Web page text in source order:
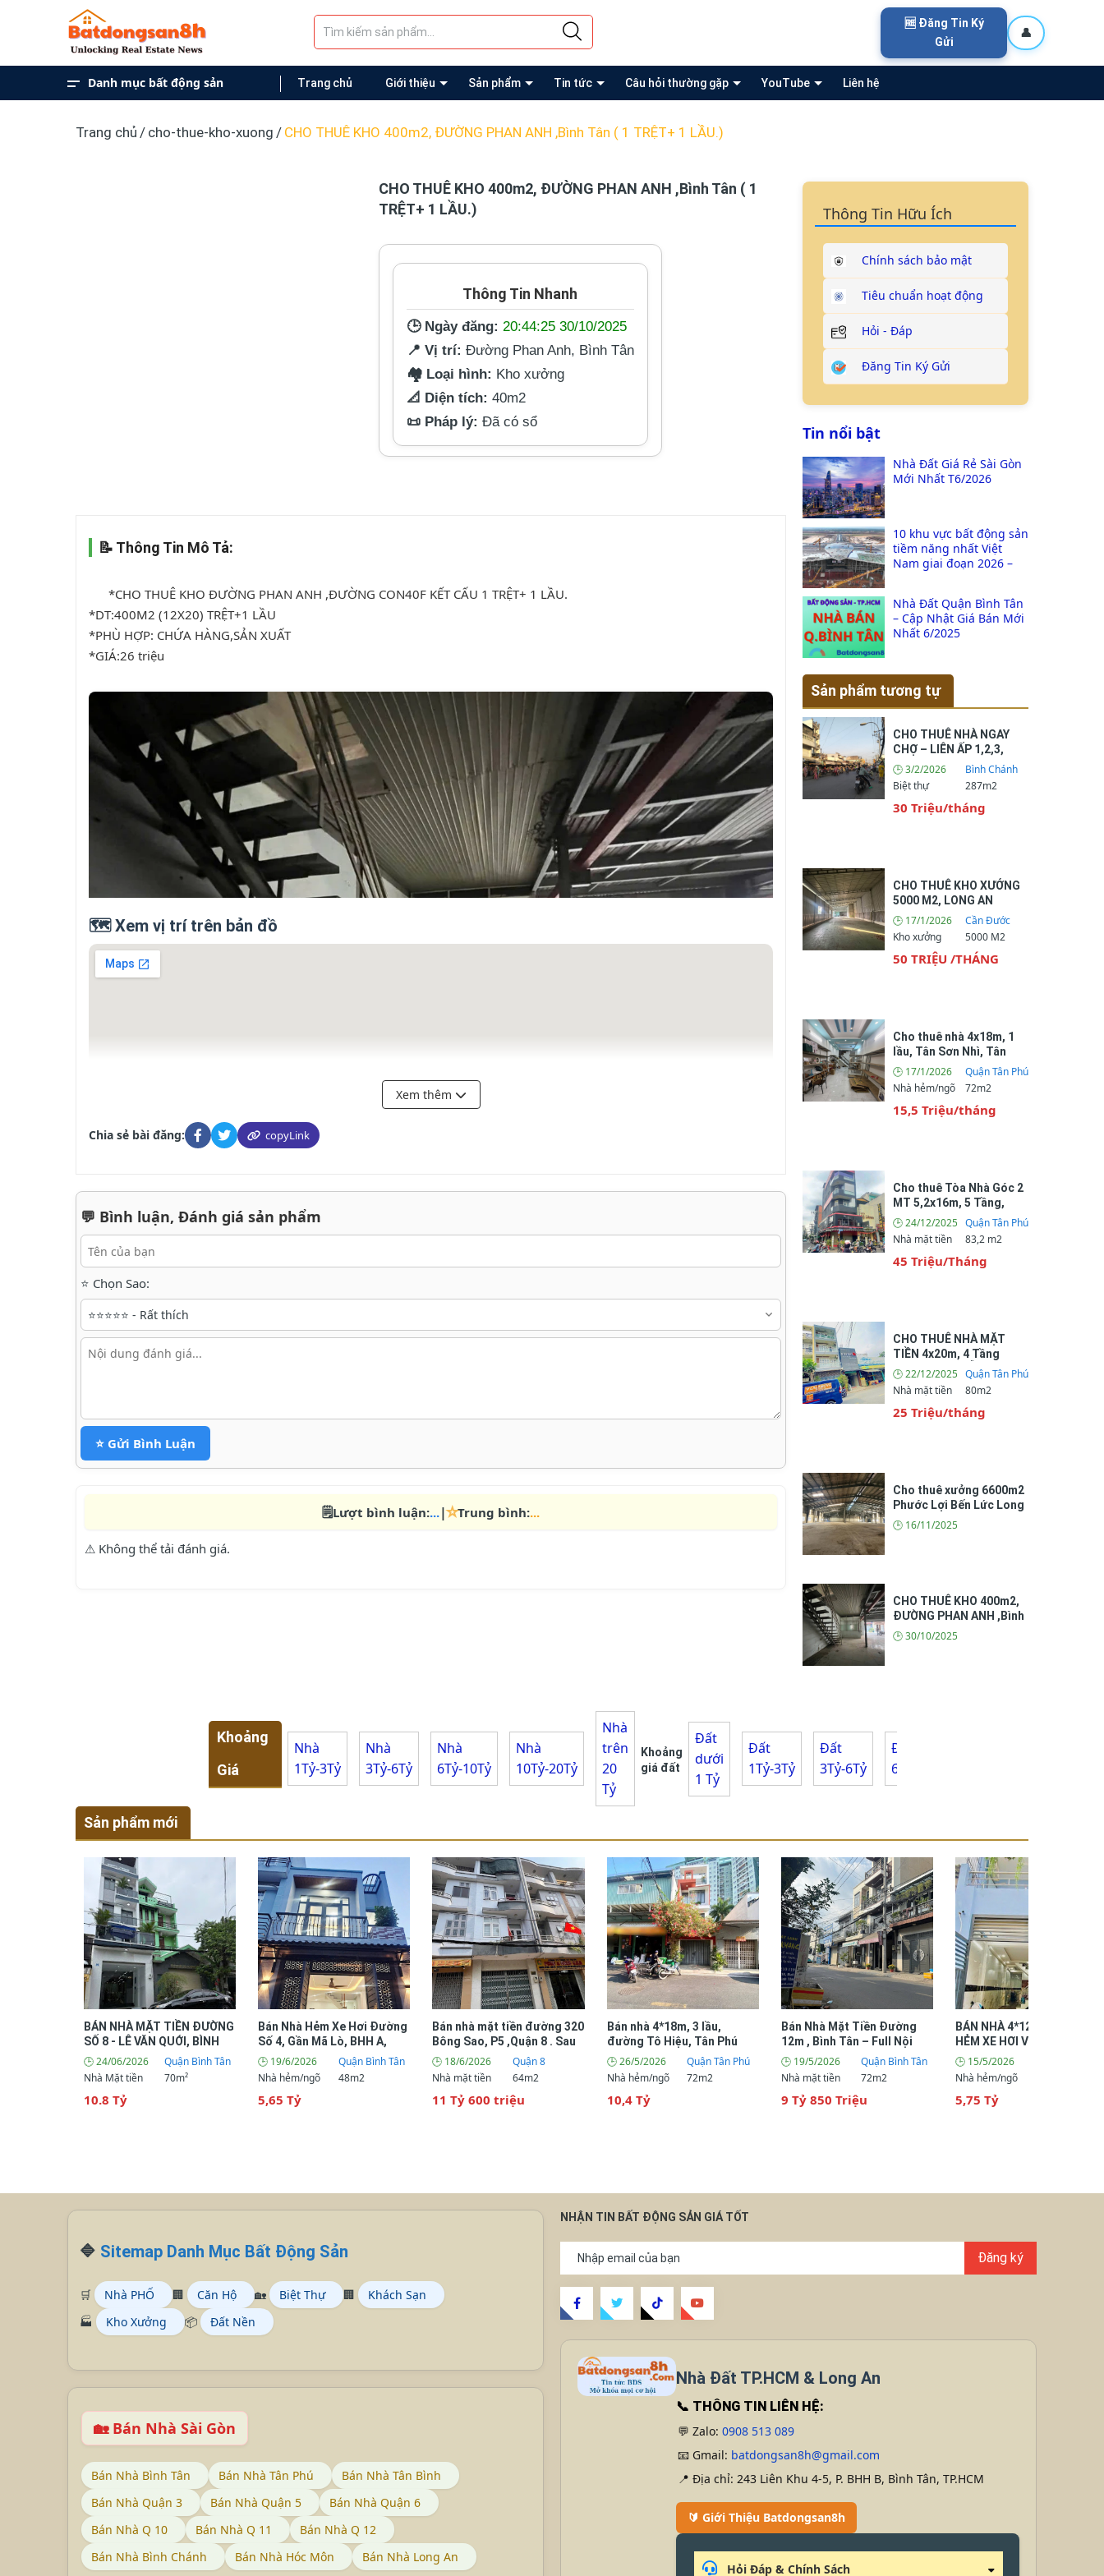
🆓 Đăng Tin Ký
Gửi
👤
Danh mục bất động sản Trang chủ Giới thiệu Sản phẩm Tin tức Câu hỏi thường gặp YouTube Liên hệ
Trang chủ / cho-thue-kho-xuong / CHO THUÊ KHO 400m2, ĐƯỜNG PHAN ANH ,Bình Tân ( 1 TRỆT+ 1 LẦU.)
CHO THUÊ KHO 400m2, ĐƯỜNG PHAN ANH ,Bình Tân ( 1
TRỆT+ 1 LẦU.)
Thông Tin Nhanh
🕒 Ngày đăng: 20:44:25 30/10/2025
📍 Vị trí: Đường Phan Anh, Bình Tân
🏘️ Loại hình: Kho xưởng
📐 Diện tích: 40m2
📜 Pháp lý: Đã có sổ
📝 Thông Tin Mô Tả:
*DT:400M2 (12X20) TRỆT+1 LẦU
*PHÙ HỢP: CHỨA HÀNG,SẢN XUẤT
*GIÁ:26 triệu
🗺️ Xem vị trí trên bản đồ
Xem thêm
Chia sẻ bài đăng: copyLink
💬 Bình luận, Đánh giá sản phẩm
⭐ Chọn Sao:
⭐ Gửi Bình Luận
🗒️Lượt bình luận:...|⭐Trung bình:...
⚠ Không thể tải đánh giá.
Thông Tin Hữu Ích
Chính sách bảo mật
Tiêu chuẩn hoạt động
Hỏi - Đáp
Đăng Tin Ký Gửi
Tin nổi bật
Nhà Đất Giá Rẻ Sài Gòn
Mới Nhất T6/2026
10 khu vực bất động sản
tiềm năng nhất Việt
Nam giai đoạn 2026 –
Nhà Đất Quận Bình Tân
– Cập Nhật Giá Bán Mới
Nhất 6/2025
Sản phẩm tương tự
CHO THUÊ NHÀ NGAY
CHỢ – LIÊN ẤP 1,2,3,
VĨNH LỘC B, BÌNH
CHÁNH
🕒 3/2/2026
Bình Chánh
Biệt thự
287m2
30 Triệu/tháng
CHO THUÊ KHO XƯỞNG
5000 M2, LONG AN
🕒 17/1/2026
Cần Đước
Kho xưởng
5000 M2
50 TRIỆU /THÁNG
Cho thuê nhà 4x18m, 1
lầu, Tân Sơn Nhì, Tân
Phú
🕒 17/1/2026
Quận Tân Phú
Nhà hẻm/ngõ
72m2
15,5 Triệu/tháng
Cho thuê Tòa Nhà Góc 2
MT 5,2x16m, 5 Tầng,
Thang Máy, Tân Hương,
Quận Tân Phú
🕒 24/12/2025 Quận Tân Phú
Nhà mặt tiền
83,2 m2
45 Triệu/Tháng
CHO THUÊ NHÀ MẶT
TIỀN 4x20m, 4 Tầng
ĐƯỜNG NGUYỄN HỮU
TIẾN - TÂN PHÚ
🕒 22/12/2025 Quận Tân Phú
Nhà mặt tiền
80m2
25 Triệu/tháng
Cho thuê xưởng 6600m2
Phước Lợi Bến Lức Long
An.
🕒 16/11/2025
CHO THUÊ KHO 400m2,
ĐƯỜNG PHAN ANH ,Bình
Tân ( 1 TRỆT+ 1 LẦU.)
🕒 30/10/2025
Khoảng
Giá
Nhà
1Tỷ-3Tỷ
Nhà
3Tỷ-6Tỷ
Nhà
6Tỷ-10Tỷ
Nhà
10Tỷ-20Tỷ
Nhà
trên
20
Tỷ
Khoảng
giá đất
Đất
dưới
1 Tỷ
Đất
1Tỷ-3Tỷ
Đất
3Tỷ-6Tỷ
Đất
6Tỷ-10Tỷ
Sản phẩm mới
BÁN NHÀ MẶT TIỀN ĐƯỜNG
SỐ 8 - LÊ VĂN QUỚI, BÌNH
TÂN | 4 TẦNG | 70M² | CHỈ
10.8 TỶ
🕒 24/06/2026
Quận Bình Tân
Nhà Mặt tiền
70m²
10.8 Tỷ
Bán Nhà Hẻm Xe Hơi Đường
Số 4, Gần Mã Lò, BHH A,
Bình Tân
🕒 19/6/2026
Quận Bình Tân
Nhà hẻm/ngõ
48m2
5,65 Tỷ
Bán nhà mặt tiền đường 320
Bông Sao, P5 ,Quận 8 . Sau
lưng đường Tạ Quang Bửu
🕒 18/6/2026
Quận 8
Nhà mặt tiền
64m2
11 Tỷ 600 triệu
Bán nhà 4*18m, 3 lầu,
đường Tô Hiệu, Tân Phú
🕒 26/5/2026
Quận Tân Phú
Nhà hẻm/ngõ
72m2
10,4 Tỷ
Bán Nhà Mặt Tiền Đường
12m , Bình Tân – Full Nội
Thất
🕒 19/5/2026
Quận Bình Tân
Nhà mặt tiền
72m2
9 Tỷ 850 Triệu
BÁN NHÀ 4*12M, 1 LẦU,
HẺM XE HƠI VƯỜN LÀI –
TÂN PHÚ
🕒 15/5/2026
Nhà hẻm/ngõ
5,75 Tỷ
🔷 Sitemap Danh Mục Bất Động Sản
🛒 Nhà PHỐ 🏢 Căn Hộ 🏡 Biệt Thự 🏢
Khách Sạn
🏭
Kho Xưởng 📦 Đất Nền
🏡 Bán Nhà Sài Gòn
Bán Nhà Bình Tân Bán Nhà Tân Phú
Bán Nhà Tân Bình
Bán Nhà Quận 3
Bán Nhà Quận 5
Bán Nhà Quận 6
Bán Nhà Q 10
Bán Nhà Q 11
Bán Nhà Q 12
Bán Nhà Bình Chánh
Bán Nhà Hóc Môn Bán Nhà Long An
NHẬN TIN BẤT ĐỘNG SẢN GIÁ TỐT
Đăng ký
Nhà Đất TP.HCM & Long An
📞 THÔNG TIN LIÊN HỆ:
💬 Zalo: 0908 513 089
📧 Gmail: batdongsan8h@gmail.com
📍 Địa chỉ: 243 Liên Khu 4-5, P. BHH B, Bình Tân, TP.HCM
🔰 Giới Thiệu Batdongsan8h
Hỏi Đáp & Chính Sách